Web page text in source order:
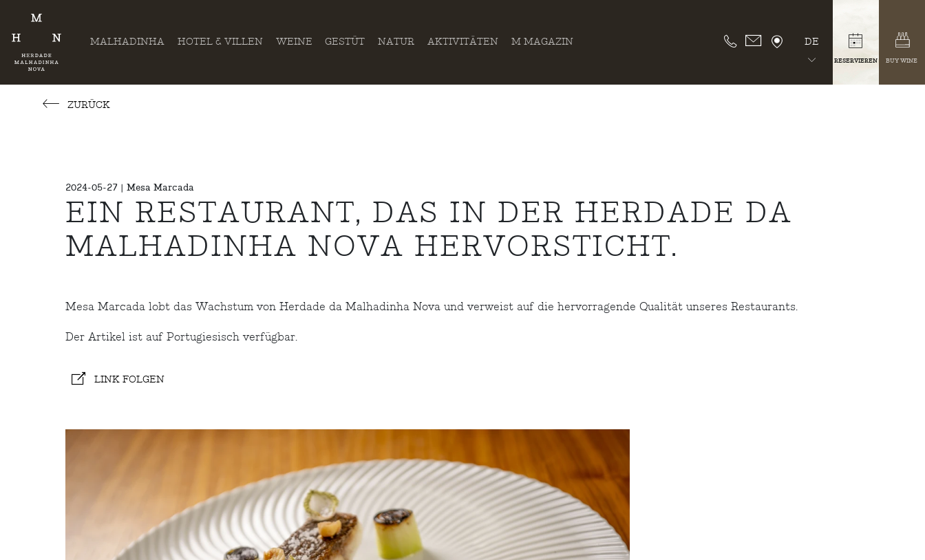
MALHADINHA HOTEL & VILLEN WEINE GESTÜT NATUR AKTIVITÄTEN M MAGAZIN DE
RESERVIEREN BUY WINE
ZURÜCK
2024-05-27 | Mesa Marcada
EIN RESTAURANT, DAS IN DER HERDADE DA
MALHADINHA NOVA HERVORSTICHT.
Mesa Marcada lobt das Wachstum von Herdade da Malhadinha Nova und verweist auf die hervorragende Qualität unseres Restaurants.
Der Artikel ist auf Portugiesisch verfügbar.
LINK FOLGEN